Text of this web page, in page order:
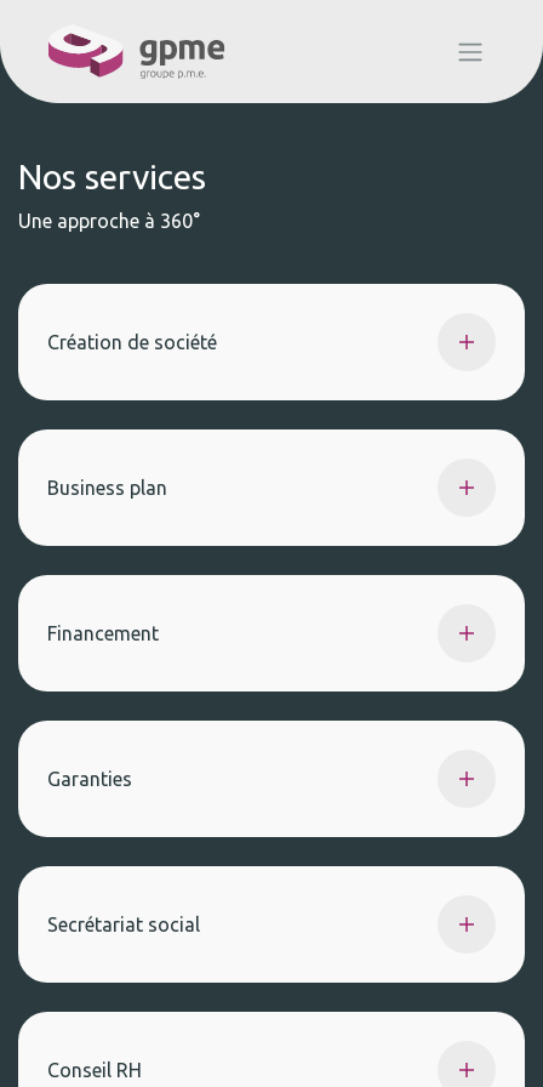
Nos services
Une approche à 360°
Création de société
Business plan
Financement
Garanties
Secrétariat social
Conseil RH